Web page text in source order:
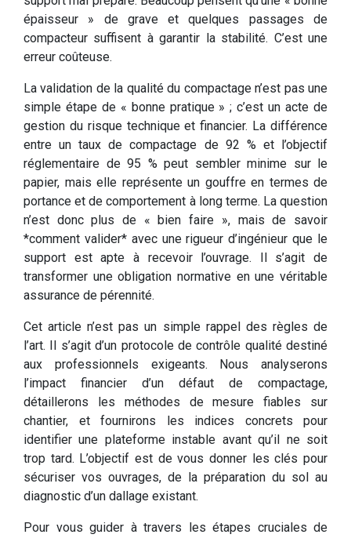
épaisseur » de grave et quelques passages de
compacteur suffisent à garantir la stabilité. C’est une
erreur coûteuse.
La validation de la qualité du compactage n’est pas une
simple étape de « bonne pratique » ; c’est un acte de
gestion du risque technique et financier. La différence
entre un taux de compactage de 92 % et l’objectif
réglementaire de 95 % peut sembler minime sur le
papier, mais elle représente un gouffre en termes de
portance et de comportement à long terme. La question
n’est donc plus de « bien faire », mais de savoir
*comment valider* avec une rigueur d’ingénieur que le
support est apte à recevoir l’ouvrage. Il s’agit de
transformer une obligation normative en une véritable
assurance de pérennité.
Cet article n’est pas un simple rappel des règles de
l’art. Il s’agit d’un protocole de contrôle qualité destiné
aux professionnels exigeants. Nous analyserons
l’impact financier d’un défaut de compactage,
détaillerons les méthodes de mesure fiables sur
chantier, et fournirons les indices concrets pour
identifier une plateforme instable avant qu’il ne soit
trop tard. L’objectif est de vous donner les clés pour
sécuriser vos ouvrages, de la préparation du sol au
diagnostic d’un dallage existant.
Pour vous guider à travers les étapes cruciales de